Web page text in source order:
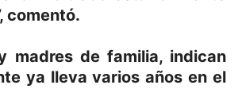
comentó.
madres de familia, indican
ya lleva varios años en el